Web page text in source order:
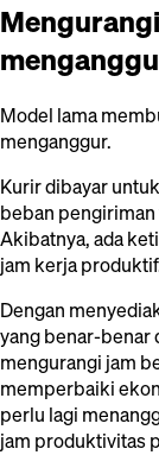
Model lama
menganggur.
Kurir dibayar
beban
Akibatnya, ada
jam kerja
Dengan
yang benar-benar
mengurangi jam
memperbaiki
perlu lagi
jam produktivitas